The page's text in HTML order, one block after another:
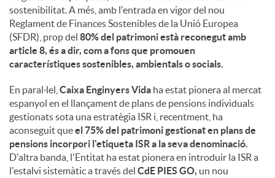
sostenibilitat. A més, amb l'entrada en vigor del nou
Reglament de Finances Sostenibles de la Unió Europea
(SFDR), prop del 80% del patrimoni està reconegut amb
article 8, és a dir, com a fons que promouen
característiques sostenibles, ambientals o socials.
En paral·lel, Caixa Enginyers Vida ha estat pionera al mercat
espanyol en el llançament de plans de pensions individuals
gestionats sota una estratègia ISR i, recentment, ha
aconseguit queel 75% del patrimoni gestionat en plans de
pensions incorpori l'etiqueta ISR a la seva denominació.
D'altra banda, l'Entitat ha estat pionera en introduir la ISR a
l'estalvi sistemàtic a través del CdE PIES GO, un nou